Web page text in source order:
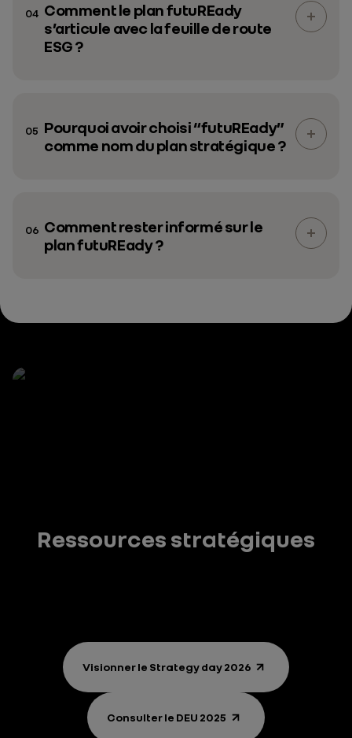
04 Comment le plan futuREady
s’articule avec la feuille de route
ESG ?
05 Pourquoi avoir choisi “futuREady”
comme nom du plan stratégique ?
06 Comment rester informé sur le
plan futuREady ?
Ressources stratégiques
Visionner le Strategy day 2026
Consulter le DEU 2025